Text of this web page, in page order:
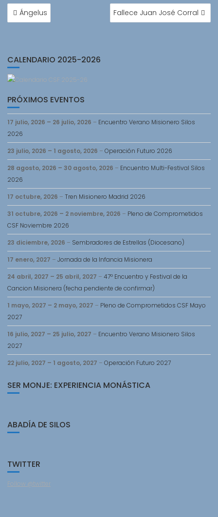
NAVEGACIÓN
DEÁngelus Fallece Juan José Corral
CALENDARIO 2025-2026
PRÓXIMOS EVENTOS
17 julio, 2026 – 26 julio, 2026 – Encuentro Verano Misionero Silos
2026
23 julio, 2026 – 1 agosto, 2026 – Operación Futuro 2026
28 agosto, 2026 – 30 agosto, 2026 – Encuentro Multi-Festival Silos
2026
17 octubre, 2026 – Tren Misionero Madrid 2026
31 octubre, 2026 – 2 noviembre, 2026 – Pleno de Comprometidos
CSF Noviembre 2026
23 diciembre, 2026 – Sembradores de Estrellas (Diocesano)
17 enero, 2027 – Jornada de la Infancia Misionera
24 abril, 2027 – 25 abril, 2027 – 47º Encuentro y Festival de la
Cancion Misionera (fecha pendiente de confirmar)
1 mayo, 2027 – 2 mayo, 2027 – Pleno de Comprometidos CSF Mayo
2027
16 julio, 2027 – 25 julio, 2027 – Encuentro Verano Misionero Silos
2027
22 julio, 2027 – 1 agosto, 2027 – Operación Futuro 2027
SER MONJE: EXPERIENCIA MONÁSTICA
ABADÍA DE SILOS
TWITTER
Follow @twitter